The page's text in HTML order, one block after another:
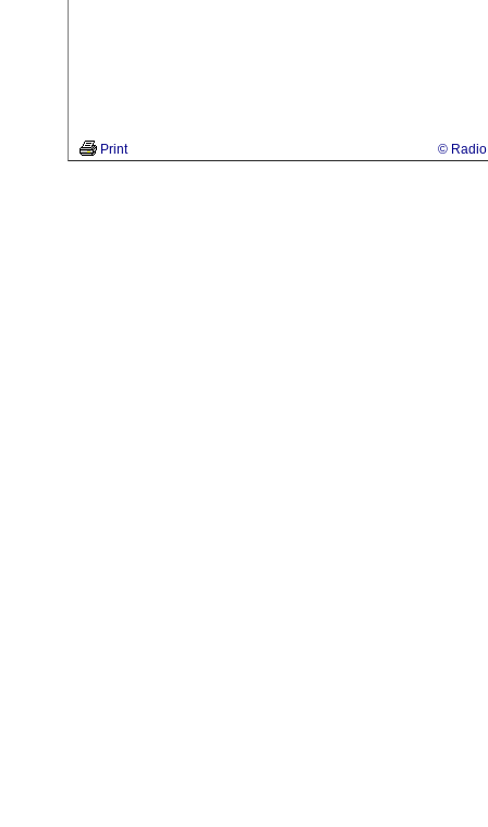
Print © Radio